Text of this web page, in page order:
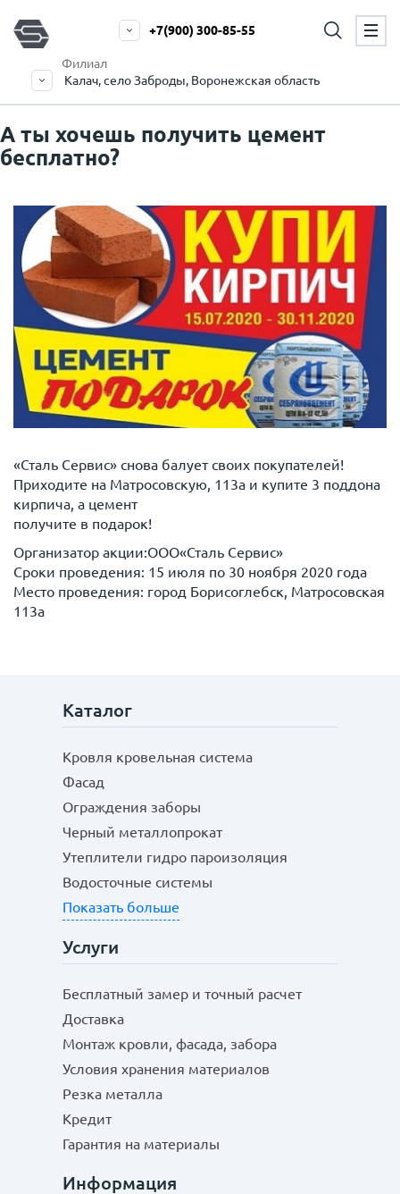
Филиал
Калач, село Заброды, Воронежская область
+7(900) 300-85-55
А ты хочешь получить цемент
бесплатно?
«Сталь Сервис» снова балует своих покупателей!
Приходите на Матросовскую, 113а и купите 3 поддона
кирпича, а цемент
получите в подарок!
Организатор акции:ООО«Сталь Сервис»
Сроки проведения: 15 июля по 30 ноября 2020 года
Место проведения: город Борисоглебск, Матросовская
113а
Каталог
Кровля кровельная система
Фасад
Ограждения заборы
Черный металлопрокат
Утеплители гидро пароизоляция
Водосточные системы
Показать больше
Услуги
Бесплатный замер и точный расчет
Доставка
Монтаж кровли, фасада, забора
Условия хранения материалов
Резка металла
Кредит
Гарантия на материалы
Информация